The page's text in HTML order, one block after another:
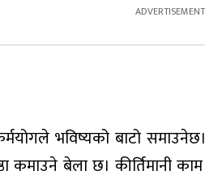
भविष्यको बाटो